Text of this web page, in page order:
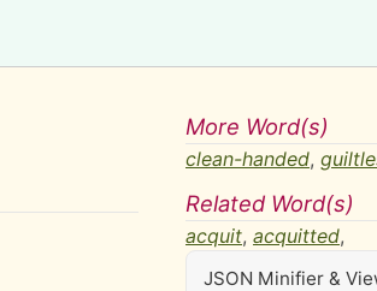
More Word(s)
clean-handed,
Related Word(s)
acquit, acquitted,
JSON Minifier &